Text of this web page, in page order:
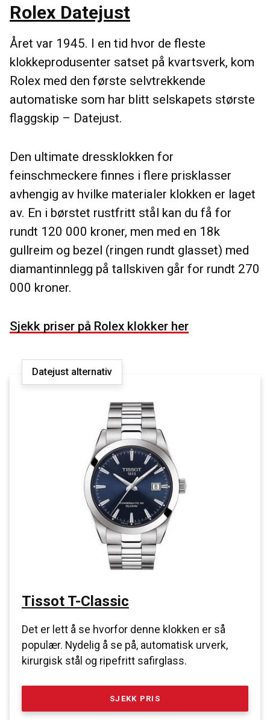
Rolex Datejust
Året var 1945. I en tid hvor de fleste
klokkeprodusenter satset på kvartsverk, kom
Rolex med den første selvtrekkende
automatiske som har blitt selskapets største
flaggskip – Datejust.
Den ultimate dressklokken for
feinschmeckere finnes i flere prisklasser
avhengig av hvilke materialer klokken er laget
av. En i børstet rustfritt stål kan du få for
rundt 120 000 kroner, men med en 18k
gullreim og bezel (ringen rundt glasset) med
diamantinnlegg på tallskiven går for rundt 270
000 kroner.
Sjekk priser på Rolex klokker her
Datejust alternativ
Tissot T-Classic
Det er lett å se hvorfor denne klokken er så
populær. Nydelig å se på, automatisk urverk,
kirurgisk stål og ripefritt safirglass.
SJEKK PRIS